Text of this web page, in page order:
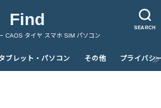
SEARCH
Find
CAOS タイヤ スマホ SIM パソコン
ブレット・パソコン その他 プライバシ